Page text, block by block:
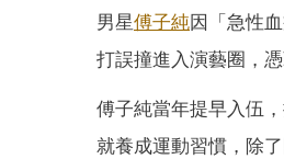
男星傅子純因「急性
打誤撞進入演藝圈，
傅子純當年提早入伍
就養成運動習慣，除